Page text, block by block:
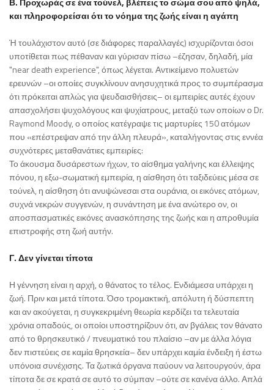
και πληροφορείσαι ότι το νόημα της ζωής είναι η αγάπη
Ή τουλάχιστον αυτό (σε διάφορες παραλλαγές) ισχυρίζονται όσοι
υποτίθεται πως πέθαναν και γύρισαν πίσω –έζησαν, δηλαδή, μία
"near death experience", όπως λέγεται. Αντικείμενο πολυετών
ερευνών –οι οποίες συγκλίνουν ανησυχητικά προς το συμπέρασμα
ότι πρόκειται απλώς για ψευδαισθήσεις– οι εμπειρίες αυτές έχουν
απασχολήσει ψυχολόγους και ψυχίατρους, μεταξύ των οποίων ο Dr.
Raymond Moody, ο οποίος κατέγραψε τις μαρτυρίες 150 ατόμων
που «επέστρεψαν από την άλλη πλευρά», καταλήγοντας στις εννέα
συχνότερες μεταθανάτιες εμπειρίες:
Το άκουσμα δυσάρεστων ήχων, το αίσθημα γαλήνης και έλλειψης
πόνου, η εξω-σωματική εμπειρία, η αίσθηση ότι ταξιδεύεις μέσα σε
τούνελ, η αίσθηση ότι ανυψώνεσαι στα ουράνια, οι εικόνες ατόμων,
συχνά νεκρών συγγενών, η συνάντηση με ένα ανώτερο ον, οι
αποσπασματικές εικόνες ανασκόπησης της ζωής και η απροθυμία
επιστροφής στη ζωή αυτήν.
Γ. Δεν γίνεται τίποτα
Η γέννηση είναι η αρχή, ο θάνατος το τέλος. Ενδιάμεσα υπάρχει η
ζωή. Πριν και μετά τίποτα. Όσο τρομακτική, απόλυτη ή δύσπεπτη
και αν ακούγεται, η συγκεκριμένη θεωρία κερδίζει τα τελευταία
χρόνια οπαδούς, οι οποίοι υποστηρίζουν ότι, αν βγάλεις τον θάνατο
από το θρησκευτικό / πνευματικό του πλαίσιο –αν με άλλα λόγια
δεν πιστεύεις σε καμία θρησκεία– δεν υπάρχει καμία ένδειξη ή έστω
υπόνοια συνέχισης. Τα ζωτικά όργανα παύουν να λειτουργούν, άρα
τίποτα δε σε κρατά σε αυτό το σύμπαν –ούτε σε κανένα άλλο. Απλά